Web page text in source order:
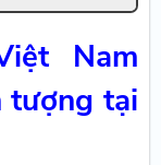
Nam
tượng tại